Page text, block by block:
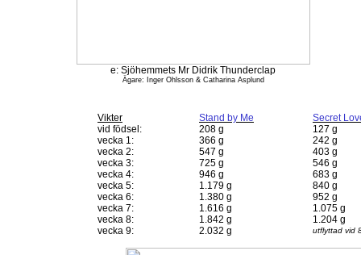
e: Sjöhemmets Mr Didrik Thunderclap
Ägare: Inger Ohlsson & Catharina Asplund
Vikter Stand by Me
Secret
vid födsel:
208 g
127 g
vecka 1:
366 g
242 g
vecka 2:
547 g
403 g
vecka 3:
725 g
546 g
vecka 4:
946 g
683 g
vecka 5:
1.179 g
840 g
vecka 6:
1.380 g
952 g
vecka 7:
1.616 g
1.075 g
vecka 8:
1.842 g
1.204 g
vecka 9:
2.032 g utflyttad vid